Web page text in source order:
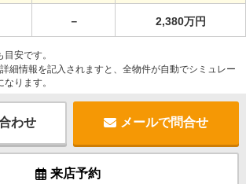
－ 2,380万円
安です。
細情報を記入されますと、全物件が自動でシミュレー
ります。
わせ メールで問合せ
来店予約